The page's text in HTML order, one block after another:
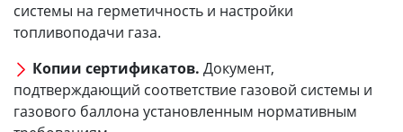
системы на герметичность и настройки
топливоподачи газа.
Копии сертификатов. Документ,
подтверждающий соответствие газовой системы и
газового баллона установленным нормативным